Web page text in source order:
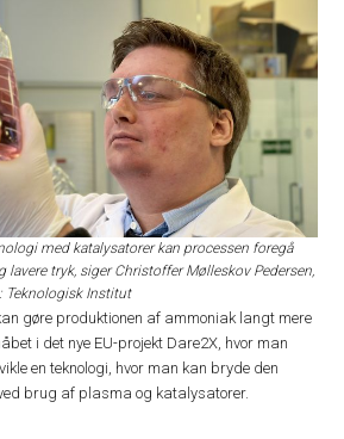
med katalysatorer kan processen foregå
lavere tryk, siger Christoffer Mølleskov Pedersen,
Teknologisk Institut
gøre produktionen af ammoniak langt mere
i det nye EU-projekt Dare2X, hvor man
en teknologi, hvor man kan bryde den
brug af plasma og katalysatorer.